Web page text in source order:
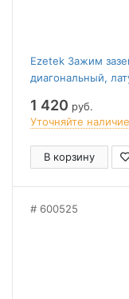
Ezetek Зажим
диагональный,
1 420 руб.
Уточняйте наличие
В корзину
600525